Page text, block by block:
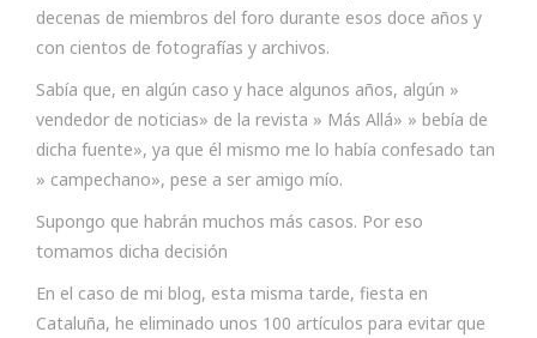
decenas de miembros del foro durante esos doce años y
con cientos de fotografías y archivos.
Sabía que, en algún caso y hace algunos años, algún »
vendedor de noticias» de la revista » Más Allá» » bebía de
dicha fuente», ya que él mismo me lo había confesado tan
» campechano», pese a ser amigo mío.
Supongo que habrán muchos más casos. Por eso
tomamos dicha decisión
En el caso de mi blog, esta misma tarde, fiesta en
Cataluña, he eliminado unos 100 artículos para evitar que